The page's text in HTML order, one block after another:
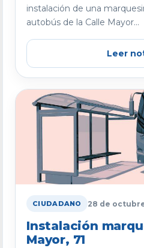
instalación de una
autobús de la Calle Mayor...
Leer
CIUDADANO 28 de
Instalación
Mayor, 71